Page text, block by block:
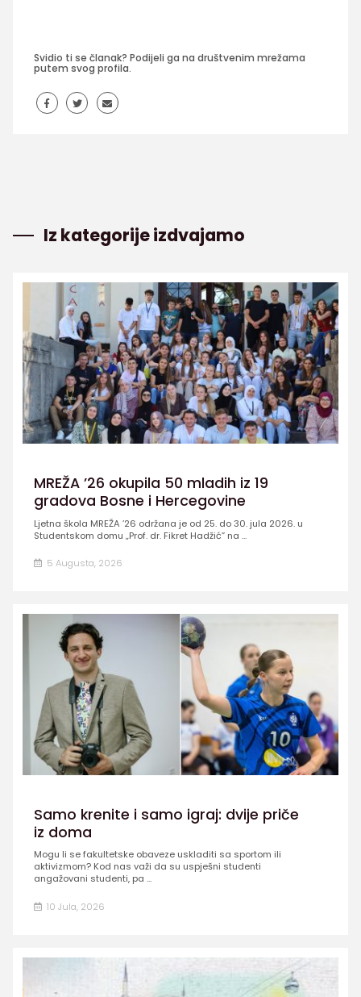
Svidio ti se članak? Podijeli ga na društvenim mrežama
putem svog profila.
Iz kategorije izdvajamo
MREŽA ’26 okupila 50 mladih iz 19
gradova Bosne i Hercegovine
Ljetna škola MREŽA ’26 održana je od 25. do 30. jula 2026. u
Studentskom domu „Prof. dr. Fikret Hadžić” na ...
5 Augusta, 2026
Samo krenite i samo igraj: dvije priče
iz doma
Mogu li se fakultetske obaveze uskladiti sa sportom ili
aktivizmom? Kod nas važi da su uspješni studenti
angažovani studenti, pa ...
10 Jula, 2026